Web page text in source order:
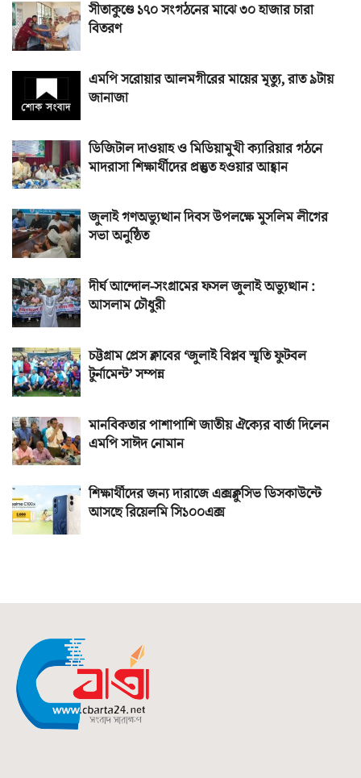
সীতাকুণ্ডে ১৭০ সংগঠনের মাঝে ৩০ হাজার চারা
বিতরণ
এমপি সরোয়ার আলমগীরের মায়ের মৃত্যু, রাত ৯টায়
জানাজা
ডিজিটাল দাওয়াহ ও মিডিয়ামুখী ক্যারিয়ার গঠনে
মাদরাসা শিক্ষার্থীদের প্রস্তুত হওয়ার আহ্বান
জুলাই গণঅভ্যুত্থান দিবস উপলক্ষে মুসলিম লীগের
সভা অনুষ্ঠিত
দীর্ঘ আন্দোল-সংগ্রামের ফসল জুলাই অভ্যুত্থান :
আসলাম চৌধুরী
চট্টগ্রাম প্রেস ক্লাবের ‘জুলাই বিপ্লব স্মৃতি ফুটবল
টুর্নামেন্ট’ সম্পন্ন
মানবিকতার পাশাপাশি জাতীয় ঐক্যের বার্তা দিলেন
এমপি সাঈদ নোমান
শিক্ষার্থীদের জন্য দারাজে এক্সক্লুসিভ ডিসকাউন্টে
আসছে রিয়েলমি সি১০০এক্স